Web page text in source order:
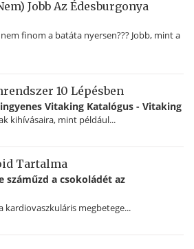
Jobb Az Édesburgonya
finom a batáta nyersen??? Jobb, mint a
10 Lépésben
Vitaking Katalógus - Vitaking
kihívásaira, mint például...
Tartalma
száműzd a csokoládét az
kardiovaszkuláris megbetege...